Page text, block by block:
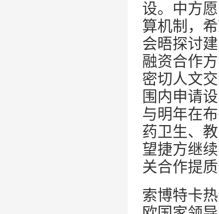
设。中方
算机制，
会晤探讨
融资合作
密切人文
围内申请
与明年在
药卫生、
望捷方继
关合作提
索博特卡